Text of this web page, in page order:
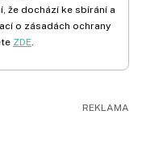
že dochází ke sbírání a
o zásadách ochrany
ZDE.